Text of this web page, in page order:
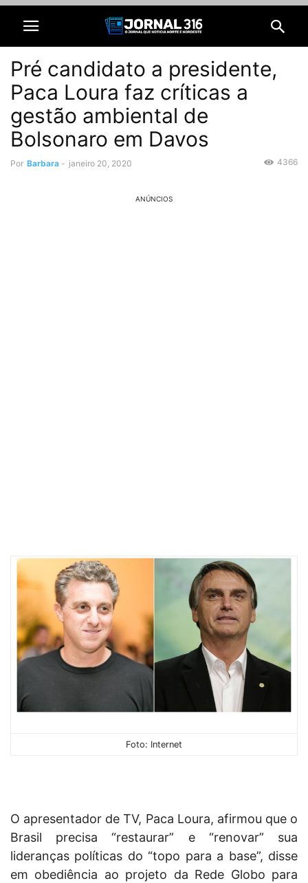
Pré candidato a presidente,
Paca Loura faz críticas a
gestão ambiental de
Bolsonaro em Davos
Por Barbara - janeiro 20, 2020 4366
ANÚNCIOS
Foto: Internet
O apresentador de TV, Paca Loura, afirmou que o
Brasil precisa “restaurar” e “renovar” sua
lideranças políticas do “topo para a base”, disse
em obediência ao projeto da Rede Globo para